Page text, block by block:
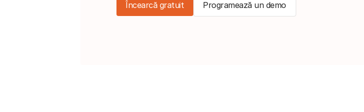
Încearcă gratuit Programează un demo